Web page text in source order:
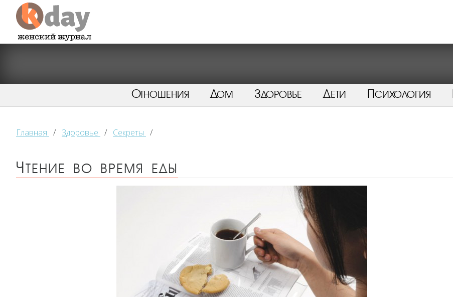
Отношения Дом Здоровье Дети Психология
Главная / Здоровье / Секреты /
Чтение во время еды